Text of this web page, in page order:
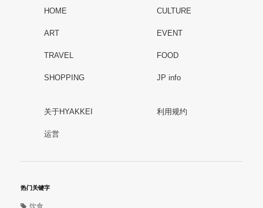
HOME CULTURE
ART EVENT
TRAVEL FOOD
SHOPPING JP info
关于HYAKKEI 利用规约
运営
热门关键字
饮食